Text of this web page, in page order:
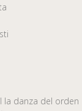
la danza del orden